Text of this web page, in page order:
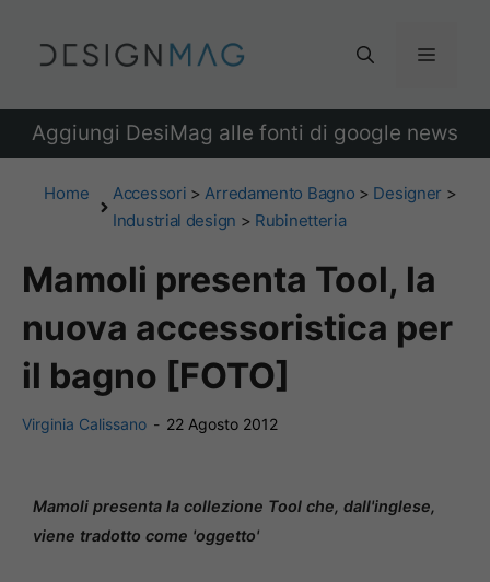
Menu
Aggiungi DesiMag alle fonti di google news
Home Accessori >Arredamento Bagno > Designer >
Industrial design > Rubinetteria
Mamoli presenta Tool, la
nuova accessoristica per
il bagno [FOTO]
Virginia Calissano - 22 Agosto 2012
Mamoli presenta la collezione Tool che, dall'inglese,
viene tradotto come 'oggetto'